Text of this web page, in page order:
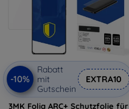
-10%
Rabatt
mit
Gutschein
EXTRA10
3MK Folia ARC+ Schutzfolie für